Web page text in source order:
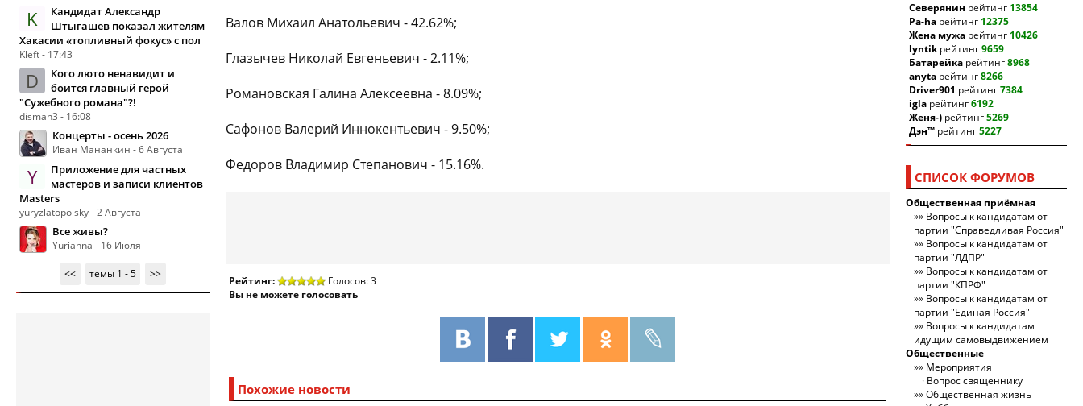
K
Кандидат Александр
Штыгашев показал жителям
Хакасии «топливный фокус» с пол
Kleft - 17:43
D
Кого люто ненавидит и
боится главный герой
"Сужебного романа"?!
disman3 - 16:08
Концерты - осень 2026
Иван Мананкин - 6 Августа
Y
Приложение для частных
мастеров и записи клиентов
Masters
yuryzlatopolsky - 2 Августа
Все живы?
Yurianna - 16 Июля
<< темы 1 - 5 >>
Валов Михаил Анатольевич - 42.62%;
Глазычев Николай Евгеньевич - 2.11%;
Романовская Галина Алексеевна - 8.09%;
Сафонов Валерий Иннокентьевич - 9.50%;
Федоров Владимир Степанович - 15.16%.
Рейтинг:
Голосов: 3
Вы не можете голосовать
Похожие новости
Северянин рейтинг 13854
Pa-ha рейтинг 12375
Жена мужа рейтинг 10426
lyntikрейтинг9659
Батарейка рейтинг8968
anyta рейтинг8266
Driver901 рейтинг7384
igla рейтинг6192
Женя-) рейтинг5269
Дэн™ рейтинг5227
СПИСОК ФОРУМОВ
Общественная приёмная
Вопросы к кандидатам от
партии "Справедливая Россия"
Вопросы к кандидатам от
партии "ЛДПР"
Вопросы к кандидатам от
партии "КПРФ"
Вопросы к кандидатам от
партии "Единая Россия"
Вопросы к кандидатам
идущим самовыдвижением
Общественные
Мероприятия
Вопрос священнику
Общественная жизнь